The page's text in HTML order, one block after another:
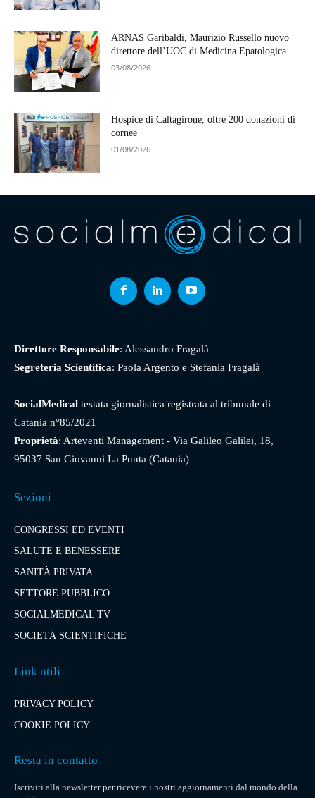
ARNAS Garibaldi, Maurizio Russello nuovo
direttore dell’UOC di Medicina Epatologica
03/08/2026
Hospice di Caltagirone, oltre 200 donazioni di
cornee
01/08/2026
Direttore Responsabile: Alessandro Fragalà
Segreteria Scientifica: Paola Argento e Stefania Fragalà
SocialMedical testata giornalistica registrata al tribunale di
Catania n°85/2021
Proprietà: Arteventi Management - Via Galileo Galilei, 18,
95037 San Giovanni La Punta (Catania)
Sezioni
CONGRESSI ED EVENTI
SALUTE E BENESSERE
SANITÀ PRIVATA
SETTORE PUBBLICO
SOCIALMEDICAL TV
SOCIETÀ SCIENTIFICHE
Link utili
PRIVACY POLICY
COOKIE POLICY
Resta in contatto
Iscriviti alla newsletter per ricevere i nostri aggiornamenti dal mondo della